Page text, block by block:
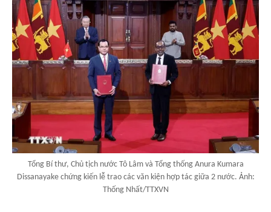
Tổng Bí thư, Chủ tịch nước Tô Lâm và Tổng thống Anura Kumara
Dissanayake chứng kiến lễ trao các văn kiện hợp tác giữa 2 nước. Ảnh:
Thống Nhất/TTXVN